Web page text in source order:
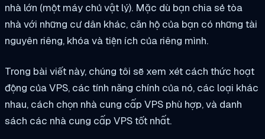
nhà lớn (một máy chủ vật lý). Mặc dù bạn chia sẻ tòa
nhà với những cư dân khác, căn hộ của bạn có những tài
nguyên riêng, khóa và tiện ích của riêng mình.
Trong bài viết này, chúng tôi sẽ xem xét cách thức hoạt
động của VPS, các tính năng chính của nó, các loại khác
nhau, cách chọn nhà cung cấp VPS phù hợp, và danh
sách các nhà cung cấp VPS tốt nhất.